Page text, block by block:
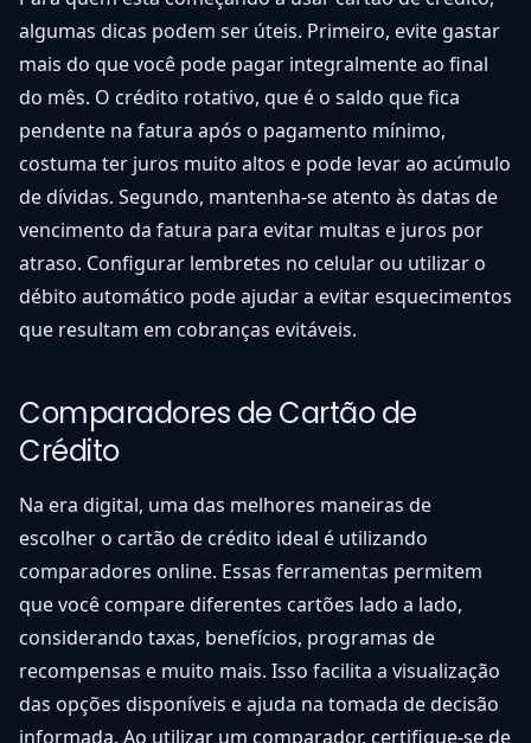
algumas dicas podem ser úteis. Primeiro, evite gastar
mais do que você pode pagar integralmente ao final
do mês. O crédito rotativo, que é o saldo que fica
pendente na fatura após o pagamento mínimo,
costuma ter juros muito altos e pode levar ao acúmulo
de dívidas. Segundo, mantenha-se atento às datas de
vencimento da fatura para evitar multas e juros por
atraso. Configurar lembretes no celular ou utilizar o
débito automático pode ajudar a evitar esquecimentos
que resultam em cobranças evitáveis.
Comparadores de Cartão de
Crédito
Na era digital, uma das melhores maneiras de
escolher o cartão de crédito ideal é utilizando
comparadores online. Essas ferramentas permitem
que você compare diferentes cartões lado a lado,
considerando taxas, benefícios, programas de
recompensas e muito mais. Isso facilita a visualização
das opções disponíveis e ajuda na tomada de decisão
informada. Ao utilizar um comparador, certifique-se de